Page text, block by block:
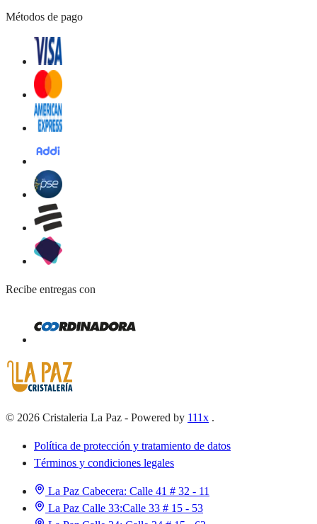
Métodos de pago
Recibe entregas con
© 2026 Cristaleria La Paz - Powered by 111x .
Política de protección y tratamiento de datos
Términos y condiciones legales
La Paz Cabecera: Calle 41 # 32 - 11
La Paz Calle 33:Calle 33 # 15 - 53